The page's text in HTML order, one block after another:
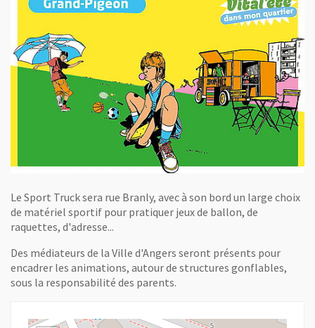
Le Sport Truck sera rue Branly, avec à son bord un large choix
de matériel sportif pour pratiquer jeux de ballon, de
raquettes, d'adresse...
Des médiateurs de la Ville d'Angers seront présents pour
encadrer les animations, autour de structures gonflables,
sous la responsabilité des parents.